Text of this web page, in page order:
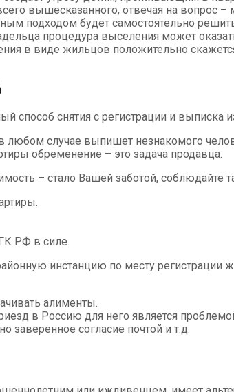
вышесказанного, отвечая на вопрос
подходом будет самостоятельно
процедура выселения может
в виде жильцов положительно
способ снятия с регистрации и выписка
случае выпишет незнакомого
обременение – это задача продавца.
– стало Вашей заботой, соблюдайте
РФ в силе.
инстанцию по месту
алименты.
в Россию для него является
заверенное согласие почтой и т.д.